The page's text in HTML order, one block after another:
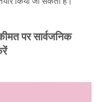
पर सार्वजनिक